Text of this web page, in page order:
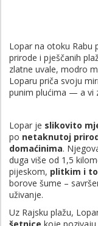
Lopar na otoku Rabu
prirode i pješčanih
zlatne uvale, modro
Loparu priča svoju
punim plućima — a vi
Lopar je slikovito
po netaknutoj
domaćinima.
duga više od 1,5
pijeskom, plitkim i
borove šume –
uživanje.
Uz Rajsku plažu,